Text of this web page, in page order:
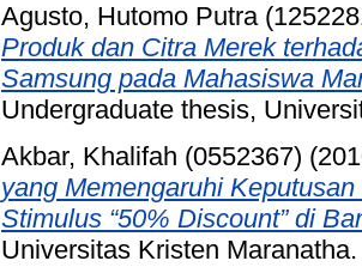
Agusto, Hutomo Putra
Produk dan Citra Merek
Samsung pada Mahasiswa
Undergraduate thesis,
Akbar, Khalifah (0552367)
yang Memengaruhi
Stimulus “50% Discount” di
Universitas Kristen Maranatha.